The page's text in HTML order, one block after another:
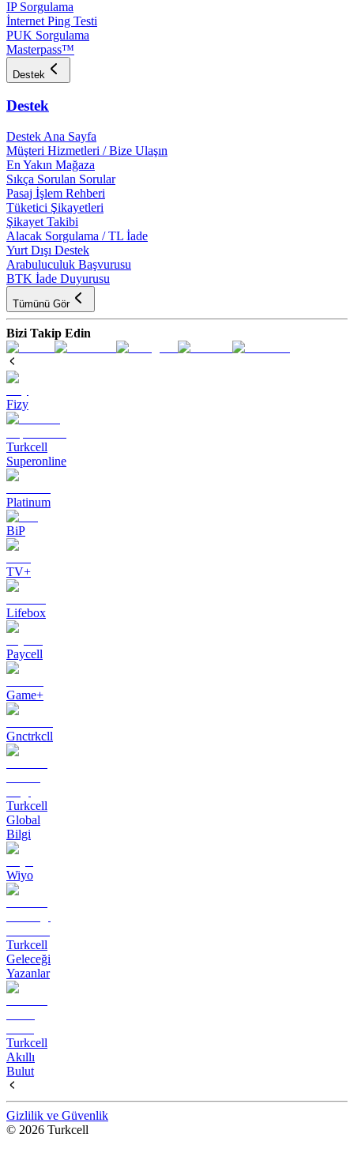
IP Sorgulama
İnternet Ping Testi
PUK Sorgulama
Masterpass™
Destek
Destek
Destek Ana Sayfa
Müşteri Hizmetleri / Bize Ulaşın
En Yakın Mağaza
Sıkça Sorulan Sorular
Pasaj İşlem Rehberi
Tüketici Şikayetleri
Şikayet Takibi
Alacak Sorgulama / TL İade
Yurt Dışı Destek
Arabuluculuk Başvurusu
BTK İade Duyurusu
Tümünü Gör
Bizi Takip Edin
Fizy
Turkcell
Superonline
Platinum
BiP
TV+
Lifebox
Paycell
Game+
Gnctrkcll
Turkcell
Global
Bilgi
Wiyo
Turkcell
Geleceği
Yazanlar
Turkcell
Akıllı
Bulut
Gizlilik ve Güvenlik
© 2026 Turkcell